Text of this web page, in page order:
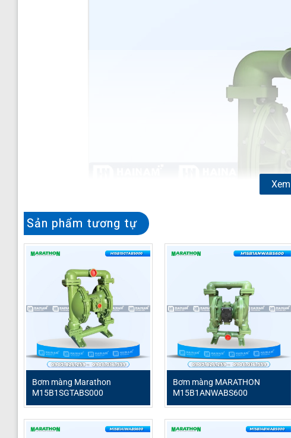
trong môi trường công nghiệp khắc nghiệt. Với khả năng vận
đây là giải pháp lý tưởng cho các nhà máy đang tìm kiếm
Sản phẩm tương tự
Bơm màng Marathon
M15B1SGTABS000
Bơm màng MARATHON
M15B1ANWABS600